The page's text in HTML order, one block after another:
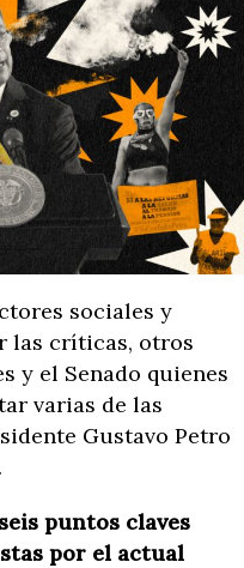
sociales y
las críticas, otros
y el Senado quienes
varias de las
Gustavo Petro
puntos claves
por el actual